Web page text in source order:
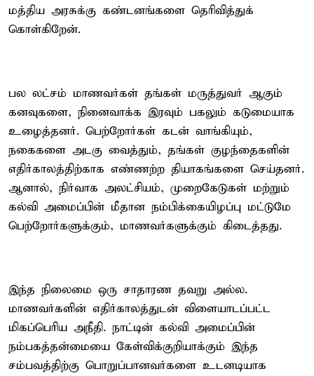
மத்திய அரசுக்கு கண்டனங்களை தெரிவித்துக்
கொள்கிறேன்.
பல லட்சம் மாணவர்கள் தங்கள் மருத்துவர் ஆகும்
கனவுகளை, நினைவாக்க இரவும் பகலும் கடுமையாக
உழைத்தனர். பெற்றோர்கள் கடன் வாங்கியும்,
நகைகளை அடகு வைத்தும், தங்கள் குழந்தைகளின்
எதிர்காலத்திற்காக எண்ணற்ற தியாகங்களை செய்தனர்.
ஆனால், நிர்வாக அலட்சியம், முறைகேடுகள் மற்றும்
கல்வி அமைப்பின் மீதான நம்பிக்கையிழப்பு மட்டுமே
பெற்றோர்களுக்கும், மாணவர்களுக்கும் கிடைத்தது.
இந்த நிலைமை ஒரு சாதாரண தவறு அல்ல.
மாணவர்களின் எதிர்காலத்துடன் விளையாடப்பட்ட
மிகப்பெரிய அநீதி. நாட்டின் கல்வி அமைப்பின்
நம்பகத்தன்மையை கேள்விக்குறியாக்கும் இந்த
சம்பவத்திற்கு பொறுப்பானவர்களை உடனடியாக